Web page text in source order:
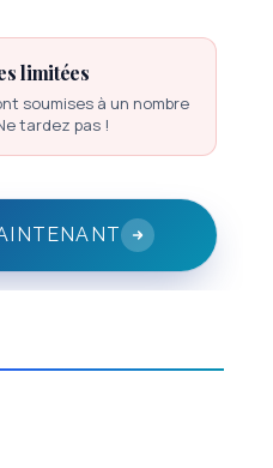
limitées
soumises à un nombre
tardez pas !